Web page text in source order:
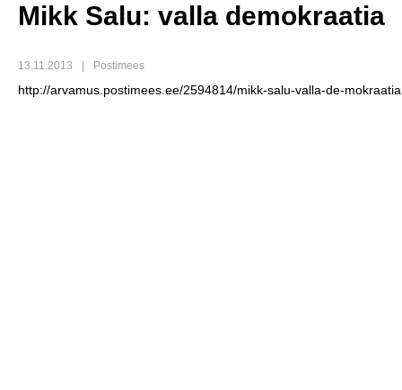
Mikk Salu: valla de­mokraatia
13.11.2013 Postimees
http://arvamus.postimees.ee/2594814/mikk-salu-valla-de-mokraatia